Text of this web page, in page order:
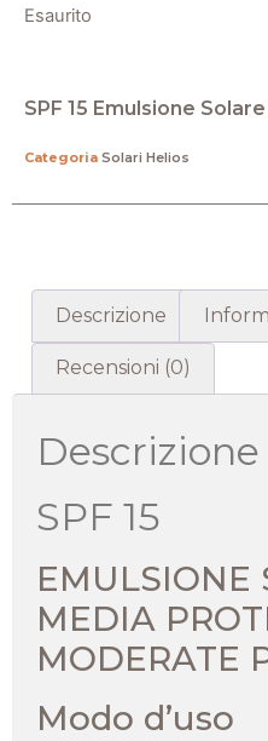
Esaurito
SPF 15 Emulsione
Categoria Solari Helios
Descrizione
Recensioni (0)
Descrizione
SPF 15
EMULSIONE
MEDIA
MODERATE
Modo d’uso